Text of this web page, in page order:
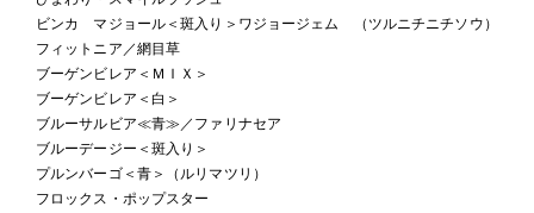
ビンカ マジョール＜斑入り＞ワジョージェム （ツルニチニチソウ）
フィットニア／網目草
ブーゲンビレア＜ＭＩＸ＞
ブーゲンビレア＜白＞
ブルーサルビア≪青≫／ファリナセア
ブルーデージー＜斑入り＞
プルンバーゴ＜青＞（ルリマツリ）
フロックス・ポップスター